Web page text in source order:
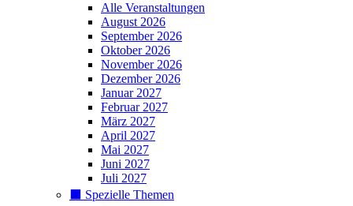
Alle Veranstaltungen
August 2026
September 2026
Oktober 2026
November 2026
Dezember 2026
Januar 2027
Februar 2027
März 2027
April 2027
Mai 2027
Juni 2027
Juli 2027
⬛️ Spezielle Themen